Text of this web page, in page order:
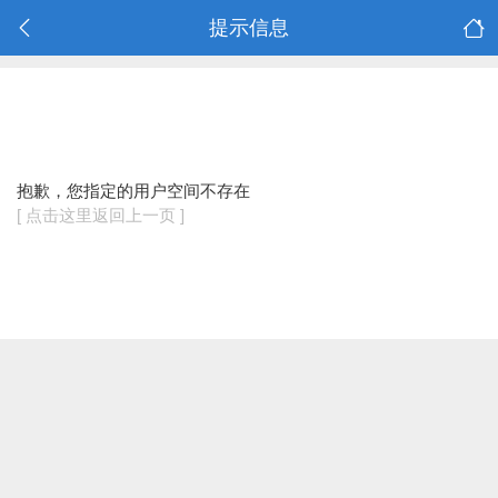
提示信息
抱歉，您指定的用户空间不存在
[ 点击这里返回上一页 ]